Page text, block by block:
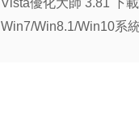
Vista優化大師 3.81 下載